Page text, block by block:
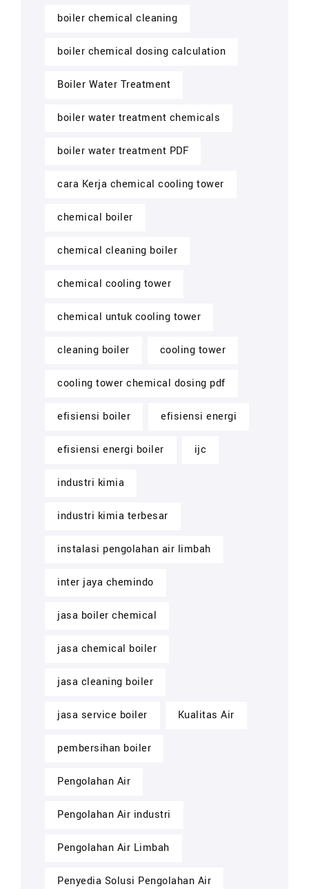
boiler chemical cleaning
boiler chemical dosing calculation
Boiler Water Treatment
boiler water treatment chemicals
boiler water treatment PDF
cara Kerja chemical cooling tower
chemical boiler
chemical cleaning boiler
chemical cooling tower
chemical untuk cooling tower
cleaning boiler cooling tower
cooling tower chemical dosing pdf
efisiensi boiler efisiensi energi
efisiensi energi boiler ijc
industri kimia
industri kimia terbesar
instalasi pengolahan air limbah
inter jaya chemindo
jasa boiler chemical
jasa chemical boiler
jasa cleaning boiler
jasa service boiler Kualitas Air
pembersihan boiler
Pengolahan Air
Pengolahan Air industri
Pengolahan Air Limbah
Penyedia Solusi Pengolahan Air